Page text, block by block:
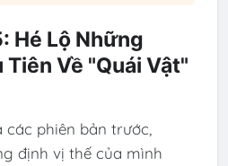
Hé Lộ Những
Về "Quái Vật"
phiên bản trước,
định vị thế của mình